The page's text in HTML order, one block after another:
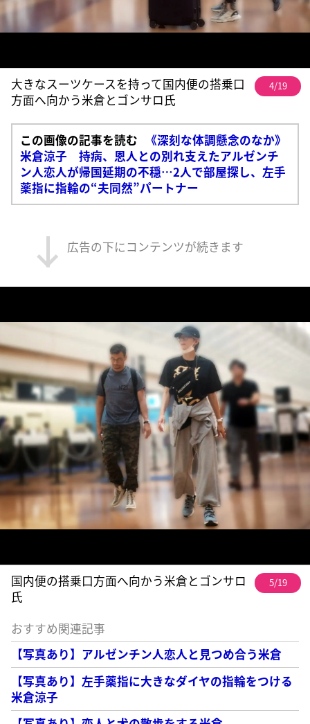
大きなスーツケースを持って国内便の搭乗口
方面へ向かう米倉とゴンサロ氏
4/19
この画像の記事を読む
《深刻な体調懸念のなか》
米倉涼子 持病、恩人との別れ支えたアルゼンチ
ン人恋人が帰国延期の不穏…2人で部屋探し、左手
薬指に指輪の“夫同然”パートナー
広告の下にコンテンツが続きます
国内便の搭乗口方面へ向かう米倉とゴンサロ
氏
5/19
おすすめ関連記事
【写真あり】アルゼンチン人恋人と見つめ合う米倉
【写真あり】左手薬指に大きなダイヤの指輪をつける
米倉涼子